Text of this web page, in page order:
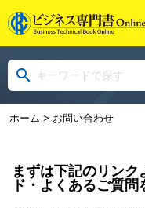
ホーム > お問い合わせ
まずは下記のリンク
ド・よくあるご質問